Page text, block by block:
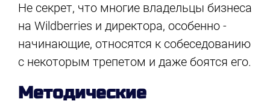
Не секрет, что многие владельцы бизнеса
на Wildberries и директора, особенно -
начинающие, относятся к собеседованию
с некоторым трепетом и даже боятся его.
Методические